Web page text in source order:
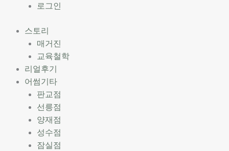
로그인
스토리
매거진
교육철학
리얼후기
어썸기타
판교점
선릉점
양재점
성수점
잠실점